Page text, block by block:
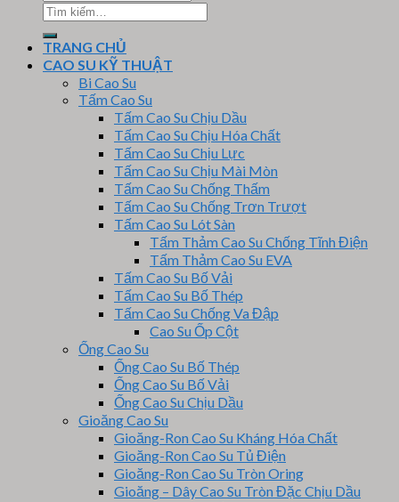
Tìm
kiếm:
TRANG CHỦ
CAO SU KỸ THUẬT
Bi Cao Su
Tấm Cao Su
Tấm Cao Su Chịu Dầu
Tấm Cao Su Chịu Hóa Chất
Tấm Cao Su Chịu Lực
Tấm Cao Su Chịu Mài Mòn
Tấm Cao Su Chống Thấm
Tấm Cao Su Chống Trơn Trượt
Tấm Cao Su Lót Sàn
Tấm Thảm Cao Su Chống Tĩnh Điện
Tấm Thảm Cao Su EVA
Tấm Cao Su Bố Vải
Tấm Cao Su Bố Thép
Tấm Cao Su Chống Va Đập
Cao Su Ốp Cột
Ống Cao Su
Ống Cao Su Bố Thép
Ống Cao Su Bố Vải
Ống Cao Su Chịu Dầu
Gioăng Cao Su
Gioăng-Ron Cao Su Kháng Hóa Chất
Gioăng-Ron Cao Su Tủ Điện
Gioăng-Ron Cao Su Tròn Oring
Gioăng – Dây Cao Su Tròn Đặc Chịu Dầu